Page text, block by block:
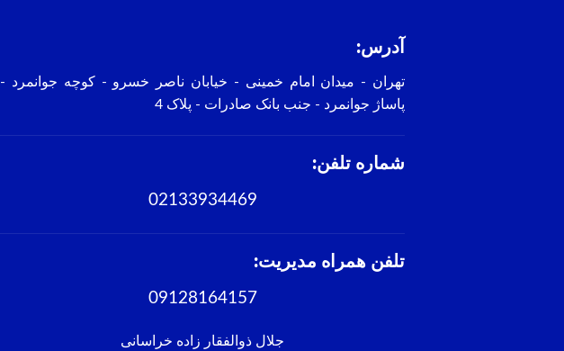
آدرس:
تهران - میدان امام خمینی - خیابان ناصر خسرو - کوچه جوانمرد -
پاساژ جوانمرد - جنب بانک صادرات - پلاک 4
شماره تلفن:
02133934469
تلفن همراه مدیریت:
09128164157
جلال ذوالفقار زاده خراسانی